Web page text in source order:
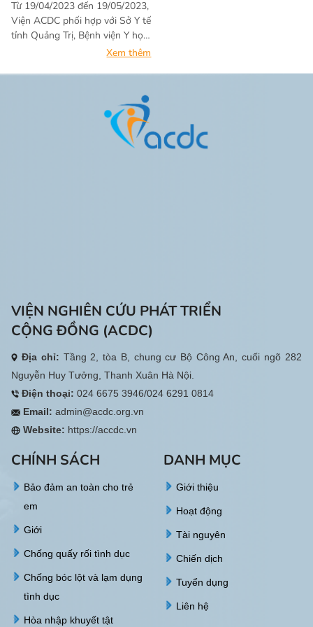
Từ 19/04/2023 đến 19/05/2023,
Viện ACDC phối hợp với Sở Y tế
tỉnh Quảng Trị, Bệnh viện Y học
cổ truyền và phục hồi chức năng
Phong, Cam Lộ và Vĩnh Linh đã
thực hiện hoạt động khám sàng
lọc cho người khuyết tật tại 28
Xem thêm
VIỆN NGHIÊN CỨU PHÁT TRIỂN
CỘNG ĐỒNG (ACDC)
Địa chỉ: Tầng 2, tòa B, chung cư Bộ Công An, cuối ngõ 282
Nguyễn Huy Tưởng, Thanh Xuân Hà Nội.
Điện thoại: 024 6675 3946/024 6291 0814
Email: admin@acdc.org.vn
Website: https://accdc.vn
CHÍNH SÁCH
Bảo đảm an toàn cho trẻ
em
Giới
Chống quấy rối tình dục
Chống bóc lột và lạm dụng
tình dục
Hòa nhập khuyết tật
DANH MỤC
Giới thiệu
Hoạt động
Tài nguyên
Chiến dịch
Tuyển dụng
Liên hệ